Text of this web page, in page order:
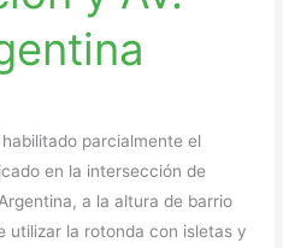
parcialmente el
en la intersección de
a la altura de barrio
utilizar la rotonda con isletas y